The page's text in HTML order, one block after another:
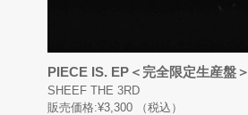
PIECE IS. EP＜完全限定生産盤＞
SHEEF THE 3RD
販売価格:¥3,300
（税込）